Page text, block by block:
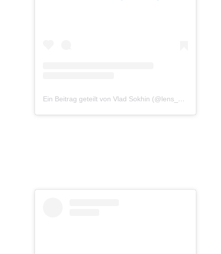
Ein Beitrag geteilt von Vlad Sokhin (@lens_pacific)